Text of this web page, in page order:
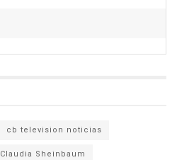
cb television noticias
Claudia Sheinbaum